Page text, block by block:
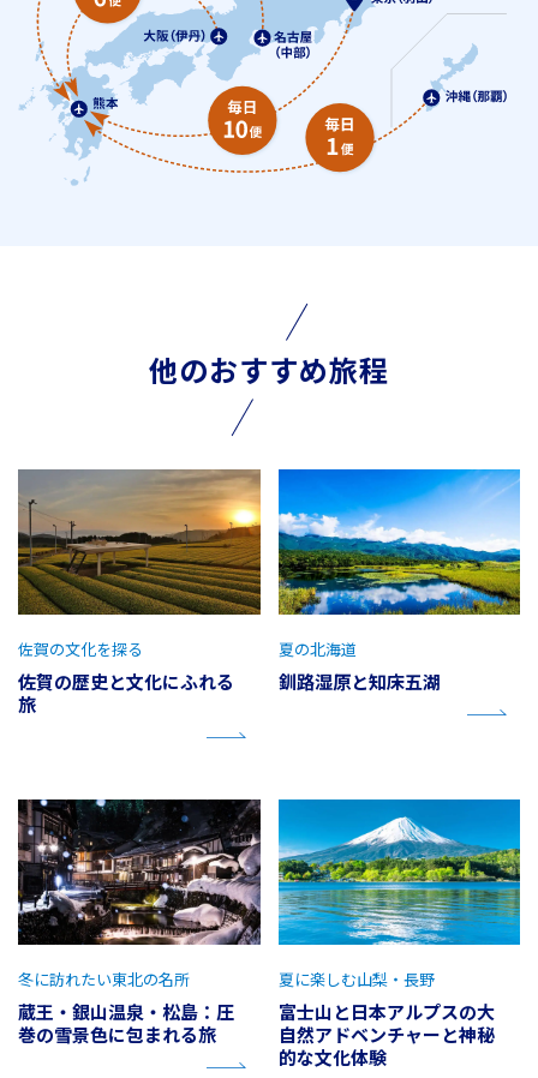
他のおすすめ旅程
佐賀の歴史と文化にふれる
旅
佐賀の文化を探る
釧路湿原と知床五湖
夏の北海道
蔵王・銀山温泉・松島：圧
巻の雪景色に包まれる旅
冬に訪れたい東北の名所
富士山と日本アルプスの大
自然アドベンチャーと神秘
的な文化体験
夏に楽しむ山梨・長野